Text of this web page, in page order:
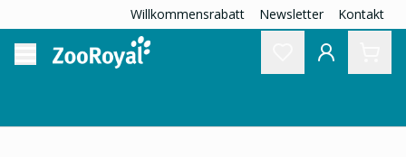
Willkommensrabatt Newsletter Kontakt